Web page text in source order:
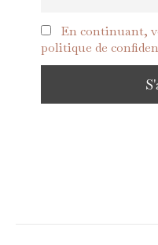
En continuant,
politique de